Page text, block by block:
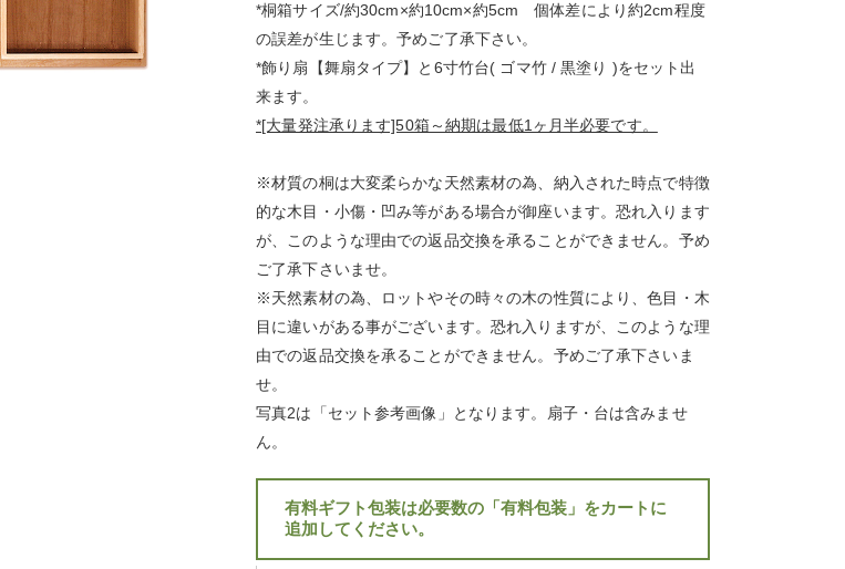
*桐箱サイズ/約30cm×約10cm×約5cm 個体差により約2cm程度
の誤差が生じます。予めご了承下さい。
*飾り扇【舞扇タイプ】と6寸竹台( ゴマ竹 / 黒塗り )をセット出
来ます。
*[大量発注承ります]50箱～納期は最低1ヶ月半必要です。
※材質の桐は大変柔らかな天然素材の為、納入された時点で特徴
的な木目・小傷・凹み等がある場合が御座います。恐れ入ります
が、このような理由での返品交換を承ることができません。予め
ご了承下さいませ。
※天然素材の為、ロットやその時々の木の性質により、色目・木
目に違いがある事がございます。恐れ入りますが、このような理
由での返品交換を承ることができません。予めご了承下さいま
せ。
写真2は「セット参考画像」となります。扇子・台は含みませ
ん。
有料ギフト包装は必要数の「有料包装」をカートに
追加してください。